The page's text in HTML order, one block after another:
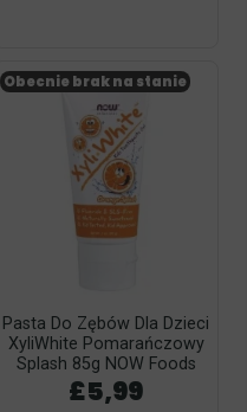
Pasta Do Zębów Dla Dzieci
XyliWhite Pomarańczowy
Splash 85g NOW Foods
£5,99
Obecnie brak na stanie